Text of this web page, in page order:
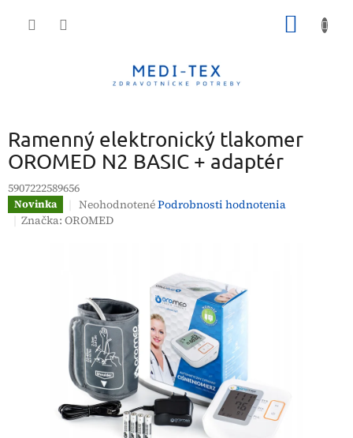
Ramenný elektronický tlakomer
OROMED N2 BASIC + adaptér
5907222589656
Novinka
Priemerné
hodnotenie
hviezdičiek.
NeohodnotenéPodrobnosti hodnotenia
Značka:OROMED